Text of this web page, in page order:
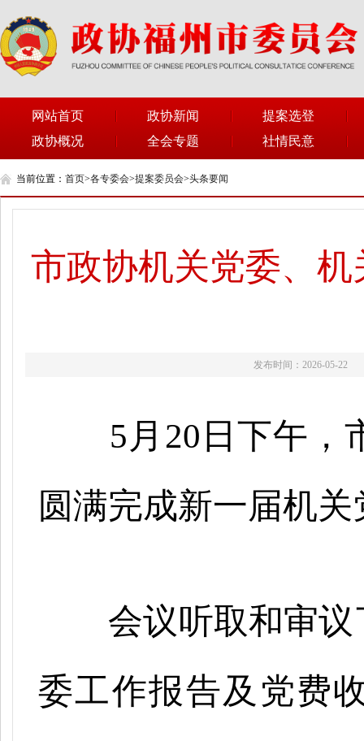
网站首页 政协新闻
提案选登
政协概况
全会专题 社情民意
当前位置： 首页>各专委会>提案委员会>头条要闻
市政协机关党委、
发布时间：2026-05-22
5月20日下午，
圆满完成新一届机
会议听取和审
委工作报告及党费